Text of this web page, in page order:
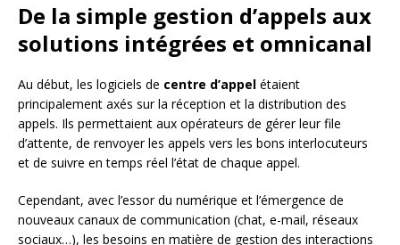
De la simple gestion d’appels aux
solutions intégrées et omnicanal
Au début, les logiciels de centre d’appel étaient
principalement axés sur la réception et la distribution des
appels. Ils permettaient aux opérateurs de gérer leur file
d’attente, de renvoyer les appels vers les bons interlocuteurs
et de suivre en temps réel l’état de chaque appel.
Cependant, avec l’essor du numérique et l’émergence de
nouveaux canaux de communication (chat, e-mail, réseaux
sociaux…), les besoins en matière de gestion des interactions